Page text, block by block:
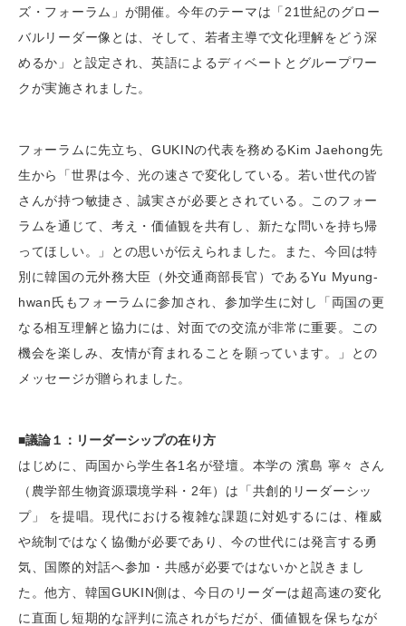
ズ・フォーラム」が開催。今年のテーマは「21世紀のグロー
バルリーダー像とは、そして、若者主導で文化理解をどう深
めるか」と設定され、英語によるディベートとグループワー
クが実施されました。
フォーラムに先立ち、GUKINの代表を務めるKim Jaehong先
生から「世界は今、光の速さで変化している。若い世代の皆
さんが持つ敏捷さ、誠実さが必要とされている。このフォー
ラムを通じて、考え・価値観を共有し、新たな問いを持ち帰
ってほしい。」との思いが伝えられました。また、今回は特
別に韓国の元外務大臣（外交通商部長官）であるYu Myung-
hwan氏もフォーラムに参加され、参加学生に対し「両国の更
なる相互理解と協力には、対面での交流が非常に重要。この
機会を楽しみ、友情が育まれることを願っています。」との
メッセージが贈られました。
■議論１：リーダーシップの在り方
はじめに、両国から学生各1名が登壇。本学の 濱島 寧々 さん
（農学部生物資源環境学科・2年）は「共創的リーダーシッ
プ」 を提唱。現代における複雑な課題に対処するには、権威
や統制ではなく協働が必要であり、今の世代には発言する勇
気、国際的対話へ参加・共感が必要ではないかと説きまし
た。他方、韓国GUKIN側は、今日のリーダーは超高速の変化
に直面し短期的な評判に流されがちだが、価値観を保ちなが